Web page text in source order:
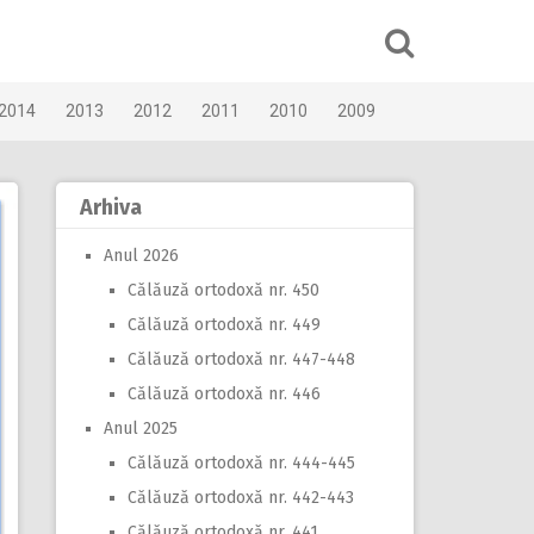
2013 2012 2011 2010 2009
Arhiva
Anul 2026
Călăuză ortodoxă nr. 450
Călăuză ortodoxă nr. 449
Călăuză ortodoxă nr. 447-448
Călăuză ortodoxă nr. 446
Anul 2025
Călăuză ortodoxă nr. 444-445
Călăuză ortodoxă nr. 442-443